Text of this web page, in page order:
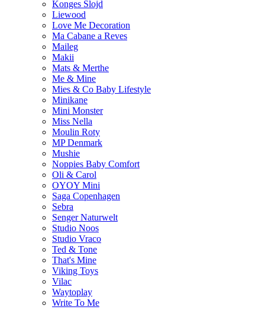
Konges Slojd
Liewood
Love Me Decoration
Ma Cabane a Reves
Maileg
Makii
Mats & Merthe
Me & Mine
Mies & Co Baby Lifestyle
Minikane
Mini Monster
Miss Nella
Moulin Roty
MP Denmark
Mushie
Noppies Baby Comfort
Oli & Carol
OYOY Mini
Saga Copenhagen
Sebra
Senger Naturwelt
Studio Noos
Studio Vraco
Ted & Tone
That's Mine
Viking Toys
Vilac
Waytoplay
Write To Me